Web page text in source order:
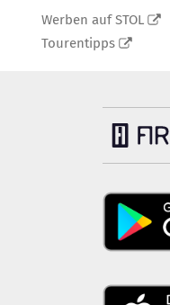
Werben auf STOL
Tourentipps